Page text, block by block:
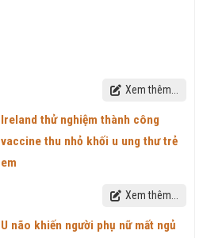
Xem thêm...
Ireland thử nghiệm thành công
vaccine thu nhỏ khối u ung thư trẻ
em
Xem thêm...
U não khiến người phụ nữ mất ngủ